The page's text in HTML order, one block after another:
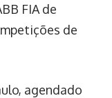
FIA de
de
agendado